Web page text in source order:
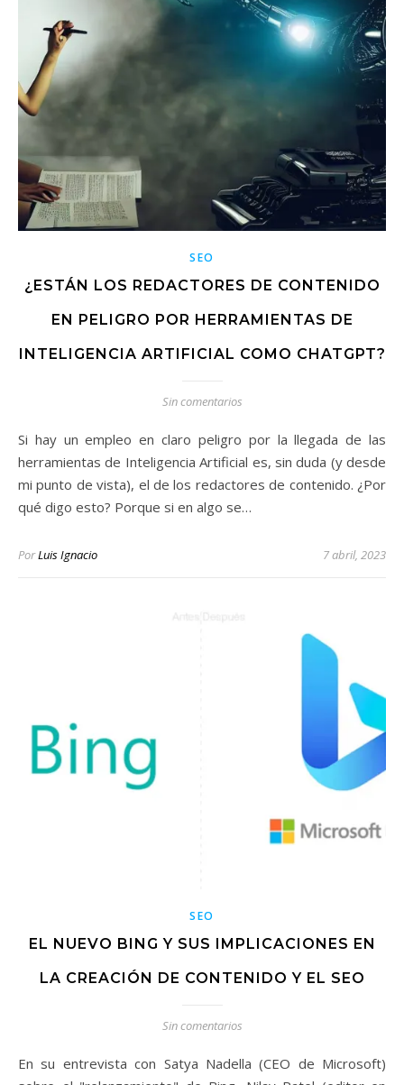
SEO
¿ESTÁN LOS REDACTORES DE CONTENIDO
EN PELIGRO POR HERRAMIENTAS DE
INTELIGENCIA ARTIFICIAL COMO CHATGPT?
Sin comentarios
Si hay un empleo en claro peligro por la llegada de las
herramientas de Inteligencia Artificial es, sin duda (y desde
mi punto de vista), el de los redactores de contenido. ¿Por
qué digo esto? Porque si en algo se…
PorLuis Ignacio 7 abril, 2023
SEO
EL NUEVO BING Y SUS IMPLICACIONES EN
LA CREACIÓN DE CONTENIDO Y EL SEO
Sin comentarios
En su entrevista con Satya Nadella (CEO de Microsoft)